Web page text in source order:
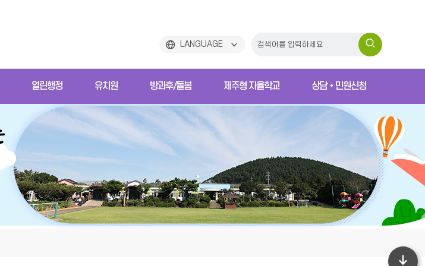
LANGUAGE
검
색
열린행정 유치원 방과후/돌봄 제주형 자율학교 상담•민원신청